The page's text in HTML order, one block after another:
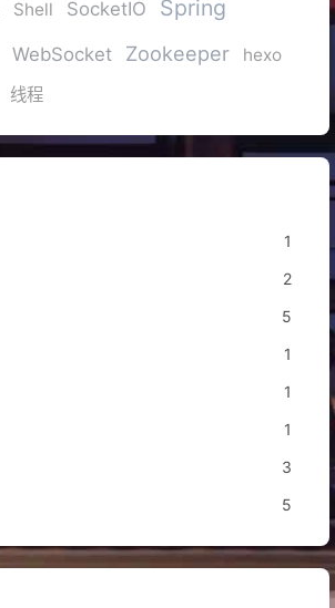
Shell SocketIO Spring
WebSocket Zookeeper
hexo
线程
1
2
5
1
1
1
3
5